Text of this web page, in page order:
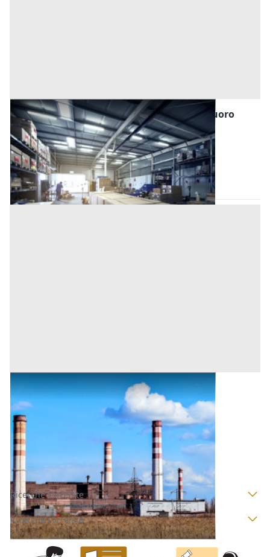
Magazzini e Locali di Deposito all'asta a Nuoro
Villagrande Strisaili (Nuoro)
Offerta minima
52.154,25 € 69.539 €
Codice asta:CT123502
Asta chiusa
Opifici all'asta a Nuoro
Villagrande Strisaili
Offerta minima
80.520,48 € 107.360,64 €
Codice asta:
CT145711
Asta chiusa
Ricerche correlate
Ricerche correlate